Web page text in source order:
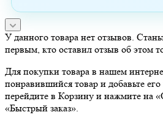
У данного товара нет отзывов.
первым, кто оставил отзыв об этом
Для покупки товара в нашем
понравившийся товар и добавьте
перейдите в Корзину и нажмите на
«Быстрый заказ».